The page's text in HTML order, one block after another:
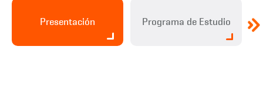
Presentación Programa de Estudio